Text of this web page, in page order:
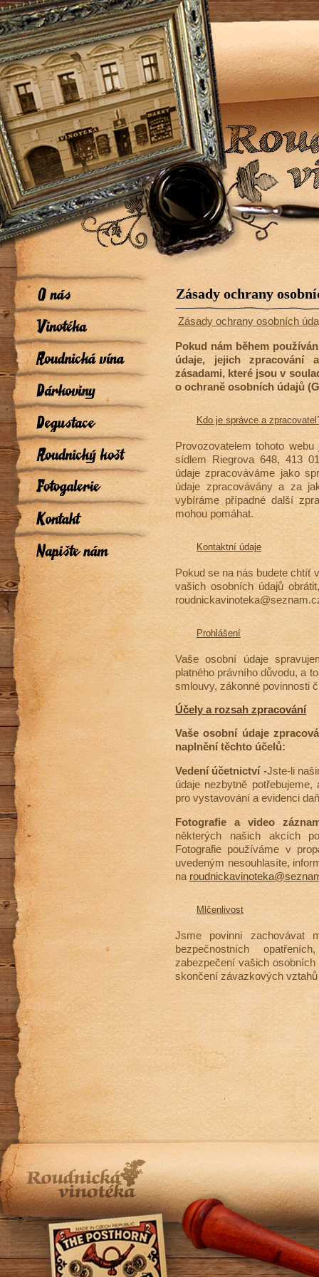
Zásady ochrany
Zásady ochrany osobních
Pokud nám během
údaje, jejich zpracování
zásadami, které jsou v
o ochraně osobních údajů
Kdo je správce a
Provozovatelem tohoto
sídlem Riegrova 648, 413
údaje zpracováváme jako
údaje zpracovávány a za
vybíráme případné další
mohou pomáhat.
Kontaktní údaje
Pokud se na nás budete chtít
vašich osobních údajů
Prohlášení
Vaše osobní údaje
platného právního důvodu, a
smlouvy, zákonné povinnosti
Účely a rozsah zpracování
Vaše osobní údaje
naplnění těchto účelů:
Vedení účetnictví -Jste-li
údaje nezbytně
pro vystavování a evidenci
Fotografie a video
některých našich akcích
Fotografie používáme v
uvedeným nesouhlasíte,
na
Mlčenlivost
Jsme povinni zachovávat
bezpečnostních
zabezpečení vašich osobních
skončení závazkových